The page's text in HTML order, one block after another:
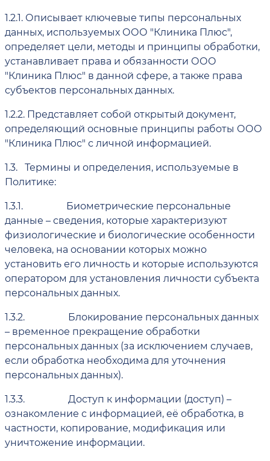
1.2.1. Описывает ключевые типы персональных
данных, используемых ООО "Клиника Плюс",
определяет цели, методы и принципы обработки,
устанавливает права и обязанности ООО
"Клиника Плюс" в данной сфере, а также права
субъектов персональных данных.
1.2.2. Представляет собой открытый документ,
определяющий основные принципы работы ООО
"Клиника Плюс" с личной информацией.
1.3. Термины и определения, используемые в
Политике:
1.3.1.
Биометрические персональные
данные – сведения, которые характеризуют
физиологические и биологические особенности
человека, на основании которых можно
установить его личность и которые используются
оператором для установления личности субъекта
персональных данных.
1.3.2.
Блокирование персональных данных
– временное прекращение обработки
персональных данных (за исключением случаев,
если обработка необходима для уточнения
персональных данных).
1.3.3.
Доступ к информации (доступ) –
ознакомление с информацией, её обработка, в
частности, копирование, модификация или
уничтожение информации.